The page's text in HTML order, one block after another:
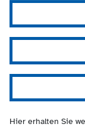
Hier erhalten Sie